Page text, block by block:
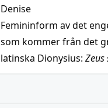
Denise
Femininform av det
som kommer från det
latinska Dionysius: Zeus